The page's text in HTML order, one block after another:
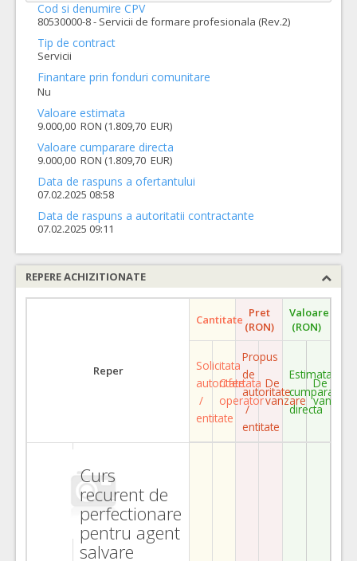
Cod si denumire CPV
80530000-8 - Servicii de formare profesionala (Rev.2)
Tip de contract
Servicii
Finantare prin fonduri comunitare
Nu
Valoare estimata
9.000,00 RON (1.809,70 EUR)
Valoare cumparare directa
9.000,00 RON (1.809,70 EUR)
Data de raspuns a ofertantului
07.02.2025 08:58
Data de raspuns a autoritatii contractante
07.02.2025 09:11
REPERE ACHIZITIONATE
Reper
Cantitate Pret
(RON)
Valoare
(RON)
Solicitata
autoritate
/
entitate
Ofertata
operator
Propus
de
autoritate
/
entitate
De
vanzare
Estimata
cumparare
directa
De
vanzare
Curs
recurent de
perfectionare
pentru agent
salvare